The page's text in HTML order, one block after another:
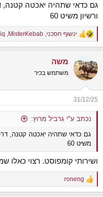
גם כדאי שתהיה יאכטה קטנה,
ורשיון משיט 60
R
e
c
t
i
s
:
ינשוף חסכני,
MisterKebab
,
משה
משתמש בכיר
31/12/25
נכתב ע"י גרביל מרוץ:
גם כדאי שתהיה יאכטה קטנה,
משיט 60
ושירותי קומפוסט. רצוי כאלו
R
e
roneng